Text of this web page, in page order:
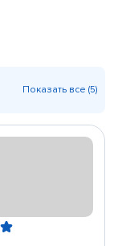
Показать все (5)